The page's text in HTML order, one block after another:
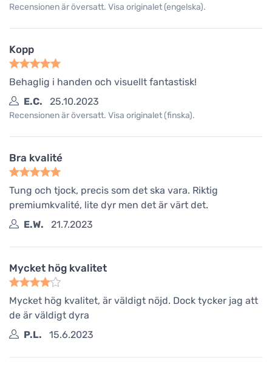
Recensionen är översatt. Visa originalet (engelska).
Kopp
Behaglig i handen och visuellt fantastisk!
E.C.
25.10.2023
Recensionen är översatt. Visa originalet (finska).
Bra kvalité
Tung och tjock, precis som det ska vara. Riktig
premiumkvalité, lite dyr men det är värt det.
E.W.
21.7.2023
Mycket hög kvalitet
Mycket hög kvalitet, är väldigt nöjd. Dock tycker jag att
de är väldigt dyra
P.L.
15.6.2023